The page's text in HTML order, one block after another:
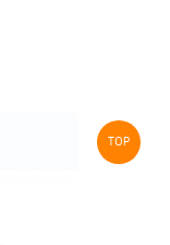
TOP